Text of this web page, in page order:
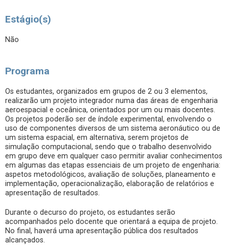
Estágio(s)
Não
Programa
Os estudantes, organizados em grupos de 2 ou 3 elementos,
realizarão um projeto integrador numa das áreas de engenharia
aeroespacial e oceânica, orientados por um ou mais docentes.
Os projetos poderão ser de índole experimental, envolvendo o
uso de componentes diversos de um sistema aeronáutico ou de
um sistema espacial, em alternativa, serem projetos de
simulação computacional, sendo que o trabalho desenvolvido
em grupo deve em qualquer caso permitir avaliar conhecimentos
em algumas das etapas essenciais de um projeto de engenharia:
aspetos metodológicos, avaliação de soluções, planeamento e
implementação, operacionalização, elaboração de relatórios e
apresentação de resultados.
Durante o decurso do projeto, os estudantes serão
acompanhados pelo docente que orientará a equipa de projeto.
No final, haverá uma apresentação pública dos resultados
alcançados.